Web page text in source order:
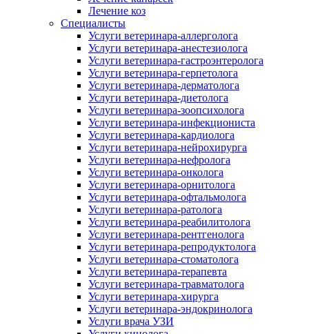
Лечение коз
Специалисты
Услуги ветеринара-аллерголога
Услуги ветеринара-анестезиолога
Услуги ветеринара-гастроэнтеролога
Услуги ветеринара-герпетолога
Услуги ветеринара-дерматолога
Услуги ветеринара-диетолога
Услуги ветеринара-зоопсихолога
Услуги ветеринара-инфекциониста
Услуги ветеринара-кардиолога
Услуги ветеринара-нейрохирурга
Услуги ветеринара-нефролога
Услуги ветеринара-онколога
Услуги ветеринара-орнитолога
Услуги ветеринара-офтальмолога
Услуги ветеринара-ратолога
Услуги ветеринара-реабилитолога
Услуги ветеринара-рентгенолога
Услуги ветеринара-репродуктолога
Услуги ветеринара-стоматолога
Услуги ветеринара-терапевта
Услуги ветеринара-травматолога
Услуги ветеринара-хирурга
Услуги ветеринара-эндокринолога
Услуги врача УЗИ